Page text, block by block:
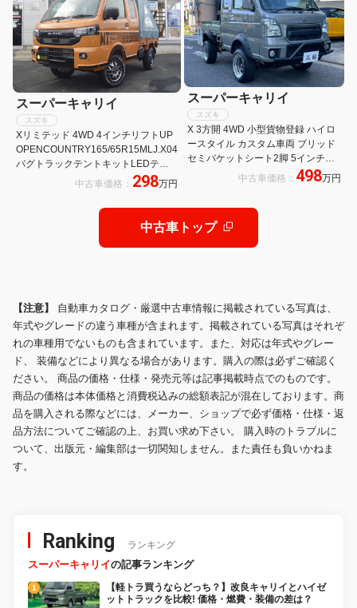
スーパーキャリイ
スズキ
Xリミテッド 4WD 4インチリフトUP
OPENCOUNTRY165/65R15MLJ.X04
バグトラックテントキットLEDテー
ルランプ 届出済み未使用車 スマート
中古車価格： 298万円
スーパーキャリイ
スズキ
X 3方開 4WD 小型貨物登録 ハイロ
ースタイル カスタム車両 ブリッド
セミバケットシート2脚 5インチリ
フトアップ 15インチ8Jワークマイ
スター 70mmワイドフェンダー ロ
中古車価格： 498万円
中古車トップ
【注意】 自動車カタログ・厳選中古車情報に掲載されている写真は、
年式やグレードの違う車種が含まれます。掲載されている写真はそれぞ
れの車種用でないものも含まれています。また、対応は年式やグレー
ド、 装備などにより異なる場合があります。購入の際は必ずご確認く
ださい。 商品の価格・仕様・発売元等は記事掲載時点でのものです。
商品の価格は本体価格と消費税込みの総額表記が混在しております。商
品を購入される際などには、メーカー、ショップで必ず価格・仕様・返
品方法についてご確認の上、お買い求め下さい。 購入時のトラブルに
ついて、出版元・編集部は一切関知しません。また責任も負いかねま
す。
Ranking ランキング
スーパーキャリイの記事ランキング
【軽トラ買うならどっち？】改良キャリイとハイゼ
ットトラックを比較! 価格・燃費・装備の差は？